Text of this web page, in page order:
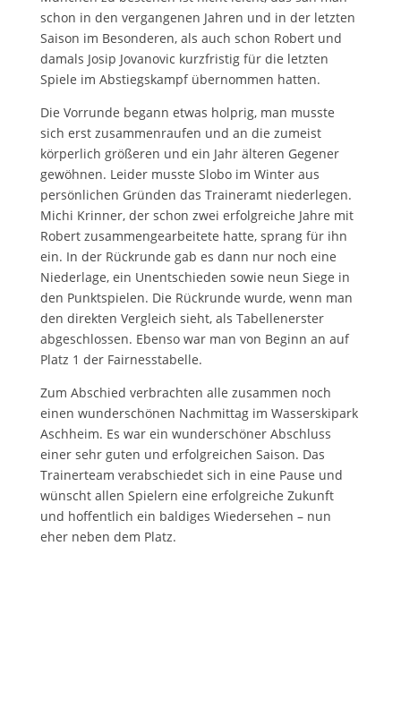
schon in den vergangenen Jahren und in der letzten
Saison im Besonderen, als auch schon Robert und
damals Josip Jovanovic kurzfristig für die letzten
Spiele im Abstiegskampf übernommen hatten.
Die Vorrunde begann etwas holprig, man musste
sich erst zusammenraufen und an die zumeist
körperlich größeren und ein Jahr älteren Gegener
gewöhnen. Leider musste Slobo im Winter aus
persönlichen Gründen das Traineramt niederlegen.
Michi Krinner, der schon zwei erfolgreiche Jahre mit
Robert zusammengearbeitete hatte, sprang für ihn
ein. In der Rückrunde gab es dann nur noch eine
Niederlage, ein Unentschieden sowie neun Siege in
den Punktspielen. Die Rückrunde wurde, wenn man
den direkten Vergleich sieht, als Tabellenerster
abgeschlossen. Ebenso war man von Beginn an auf
Platz 1 der Fairnesstabelle.
Zum Abschied verbrachten alle zusammen noch
einen wunderschönen Nachmittag im Wasserskipark
Aschheim. Es war ein wunderschöner Abschluss
einer sehr guten und erfolgreichen Saison. Das
Trainerteam verabschiedet sich in eine Pause und
wünscht allen Spielern eine erfolgreiche Zukunft
und hoffentlich ein baldiges Wiedersehen – nun
eher neben dem Platz.